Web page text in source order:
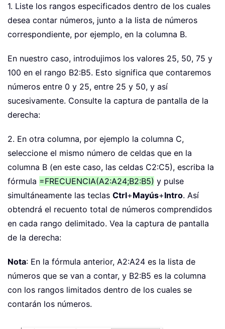
1. Liste los rangos especificados dentro de los cuales
desea contar números, junto a la lista de números
correspondiente, por ejemplo, en la columna B.
En nuestro caso, introdujimos los valores 25, 50, 75 y
100 en el rango B2:B5. Esto significa que contaremos
números entre 0 y 25, entre 25 y 50, y así
sucesivamente. Consulte la captura de pantalla de la
derecha:
2. En otra columna, por ejemplo la columna C,
seleccione el mismo número de celdas que en la
columna B (en este caso, las celdas C2:C5), escriba la
fórmula =FRECUENCIA(A2:A24;B2:B5) y pulse
simultáneamente las teclas Ctrl+Mayús+Intro. Así
obtendrá el recuento total de números comprendidos
en cada rango delimitado. Vea la captura de pantalla
de la derecha:
Nota: En la fórmula anterior, A2:A24 es la lista de
números que se van a contar, y B2:B5 es la columna
con los rangos limitados dentro de los cuales se
contarán los números.